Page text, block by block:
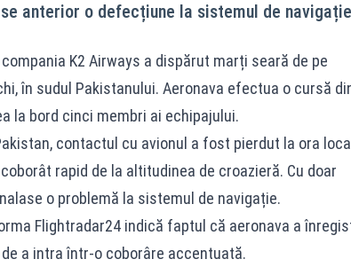
anterior o defecțiune la sistemul de
K2 Airways a dispărut marți seară de pe
în sudul Pakistanului. Aeronava efectua o cursă
la bord cinci membri ai echipajului.
contactul cu avionul a fost pierdut la ora
rapid de la altitudinea de croazieră. Cu doar
o problemă la sistemul de navigație.
Flightradar24 indică faptul că aeronava a
a intra într-o coborâre accentuată.